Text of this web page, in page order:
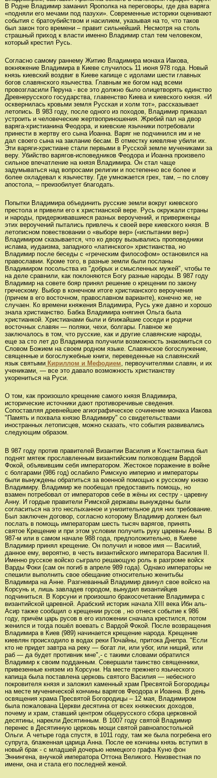
В Родне Владимир заманил Ярополка на переговоры, где два варяга
«подняли его мечами под пазухи». Современные историки оценивают
события с братоубийством и насилием, указывая на то, что таков
был закон того времени – правит сильнейший. Несмотря на столь
страшный приход к власти именно Владимир стал тем человеком,
который крестил Русь.
Согласно самому раннему Житию Владимира монаха Иакова,
вокняжение Владимира в Киеве случилось 11 июня 978 года. Новый
князь киевский воздвиг в Киеве капище с идолами шести главных
богов славянского язычества. Главным же богом над всеми
провозгласили Перуна - все это должно было олицетворять единство
Древнерусского государства, главенство Киева и киевского князя. «И
осквернилась кровьми земля Русская и холм тот», рассказывает
летопись. В 983 году, после одного из походов, Владимир приказал
устроить и человеческие жертвоприношения. Жребий пал на двор
варяга-христианина Феодора, и киевские язычники потребовали
принести в жертву его сына Иоанна. Варяг не подчинился им и не
дал своего сына на заклание бесам. В отместку киевляне убили их.
Эти варяги-христиане стали первыми в Русской земле мучениками за
веру. Убийство варягов-исповедников Феодора и Иоанна произвело
сильное впечатление на князя Владимира. Он стал чаще
задумываться над вопросами религии и постепенно все более и
более охладевал к язычеству. Где умножается грех, там, – по слову
апостола, – преизобилует благодать.
Попытки Владимира объединить русские земли вокруг киевского
престола и привели его к христианской вере. Русь окружали страны
и народы, придерживавшиеся разных вероучений, и приверженцы
этих вероучений пытались привлечь к своей вере киевского князя. В
летописном повествовании о «выборе вер» («испытании вер»)
Владимиром сказывается, что ко двору вызывались проповедники
ислама, иудаизма, западного «латинского» христианства, но
Владимир после беседы с «греческим философом» остановился на
православии. Кроме того, в разные земли были посланы
Владимиром посольства из "добрых и смысленных мужей", чтобы те
на деле сравнили, как поклоняются Богу разные народы. В 987 году
Владимир на совете бояр принял решение о крещении по закону
греческому. Выбор в конечном итоге христианского вероучения
(причем в его восточном, православном варианте), конечно же, не
случаен. Ко времени княжения Владимира, Русь уже давно и хорошо
знала христианство. Бабка Владимира княгиня Ольга была
христианкой. Христианами были и ближайшие соседи и родичи
восточных славян — поляки, чехи, болгары. Главное же
заключалось в том, что русские, как и другие славянские народы,
еще за сто лет до Владимира получили возможность знакомиться со
Словом Божием на своем родном языке. Славянское богослужение,
священные и богослужебные книги, переведенные на славянский
язык святыми Кириллом и Мефодием , первоучителями славян, и их
учениками, — все это давало возможность христианству
укорениться на Руси.
О том, как произошло крещение самого князя Владимира,
исторические источники дают противоречивые сведения.
Сопоставляя древнейшее агиографическое сочинение монаха Иакова
"Память и похвала князю Владимиру" со свидетельствами
иностранных летописцев, можно сказать, что события развивались
следующим образом.
В 987 году против правителей Византии Василия и Константина был
поднят мятеж прославленным византийским полководцем Вардой
Фокой, объявившим себя императором. Жестокое поражение в войне
с болгарами (986 год) ослабило Римскую империю и императоры
были вынуждены обратиться за военной помощью к русскому князю
Владимиру. Владимир же пообещал предоставить помощь, но
взамен потребовал от императоров себе в жёны их сестру - царевну
Анну. И гордые правители Римской державы вынуждены были
согласиться на это неслыханное и унизительное для них требование.
Был заключен договор, согласно которому Владимир должен был
послать в помощь императорам шесть тысяч варягов, принять
святое Крещение и при этом условии получить руку царевны Анны. В
987-м или в самом начале 988 года, предположительно, в Киеве
Владимир принял крещение. Он получил и новое имя — Василий,
данное ему, вероятно, в честь византийского императора Василия II.
Именно русское войско сыграло решающую роль в разгроме войск
Варды Фоки (сам он погиб в апреле 989 года). Однако императоры не
спешили выполнить свое обещание относительно женитьбы
Владимира на Анне. Разгневанный Владимир двинул свое войско на
Корсунь и, лишь завладев городом, вынудил византийцев
подчиниться. В Корсуни и произошло бракосочетание Владимира с
византийской царевной. Арабский историк начала XIII века Ибн аль-
Асир также сообщил о крещении русов , но отнеся событие к 986
году, причём царь русов в его изложении сначала крестился, потом
женился и тогда пошёл воевать с Вардой Фокой. После возвращения
Владимира в Киев (989) начинается крещение народа. Крещение
киевлян происходило в водах реки Почайны, притока Днепра. "Если
кто не придет завтра на реку — богат ли, или убог, или нищий, или
раб — да будет противник мне",- с такими словами обратился
Владимир к своим подданным. Совершали таинство священники,
привезенные князем из Корсуни. На месте прежнего языческого
капища была поставлена церковь святого Василия — небесного
покровителя князя и заложил каменный храм Пресвятой Богородицы
на месте мученической кончины варягов Феодора и Иоанна. В день
освящения храма Пресвятой Богородицы – 12 мая, Владимиром
была пожалована Церкви десятина от всех княжеских доходов,
почему и храм, ставший центром общерусского сбора церковной
десятины, нарекли Десятинным. В 1007 году святой Владимир
перенес в Десятинную церковь мощи святой равноапостольной
Ольги. А четыре года спустя, в 1011 году, там же была погребена его
супруга, блаженная царица Анна. После ее кончины князь вступил в
новый брак - с младшей дочерью немецкого графа Куно фон
Эннингена, внучкой императора Оттона Великого. Неизвестная по
имени, она и стала его последней женой.